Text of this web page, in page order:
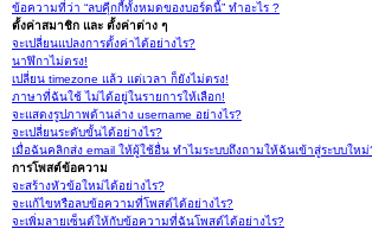
ข้อความที่ว่า “ลบคุีกกี้ทั้งหมดของบอร์ดนี้” ทำอะไร ?
ตั้งค่าสมาชิก และ ตั้งค่าต่าง ๆ
จะเปลี่ยนแปลงการตั้งค่าได้อย่างไร?
นาฬิกาไม่ตรง!
เปลี่ยน timezone แล้ว แต่เวลา ก็ยังไม่ตรง!
ภาษาที่ฉันใช้ ไม่ได้อยู่ในรายการให้เลือก!
จะแสดงรูปภาพด้านล่าง username อย่างไร?
จะเปลี่ยนระดับขั้นได้อย่างไร?
เมื่อฉันคลิกส่ง email ให้ผู้ใช้อื่น ทำไมระบบถึงถามให้ฉันเข้าสู่ระบบใหม่
การโพสต์ข้อความ
จะสร้างหัวข้อใหม่ได้อย่างไร?
จะแก้ไขหรือลบข้อความที่โพสต์ได้อย่างไร?
จะเพิ่มลายเซ็นต์ให้กับข้อความที่ฉันโพสต์ได้อย่างไร?